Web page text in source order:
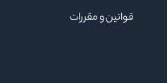
قوانین و مقررات